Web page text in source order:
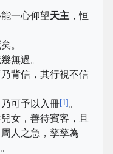
一心仰望天主 ，恒
。
無過。
背信，其行視不信
可予以入冊[1] 。
女，善待賓客，且
人之急，孳孳為